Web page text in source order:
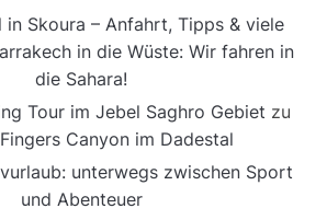
in Skoura – Anfahrt, Tipps & viele
in die Wüste: Wir fahren in
die Sahara!
Tour im Jebel Saghro Gebiet zu
Canyon im Dadestal
unterwegs zwischen Sport
und Abenteuer